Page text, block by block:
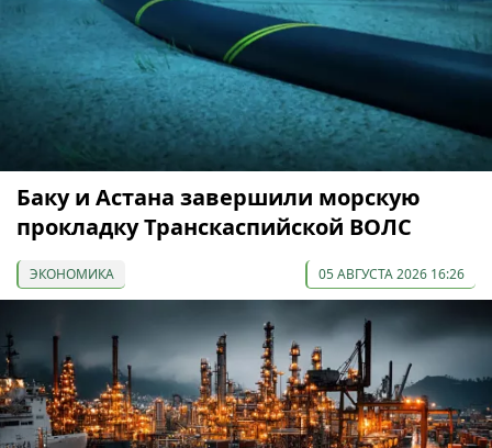
Баку и Астана завершили морскую
прокладку Транскаспийской ВОЛС
ЭКОНОМИКА 05 АВГУСТА 2026 16:26